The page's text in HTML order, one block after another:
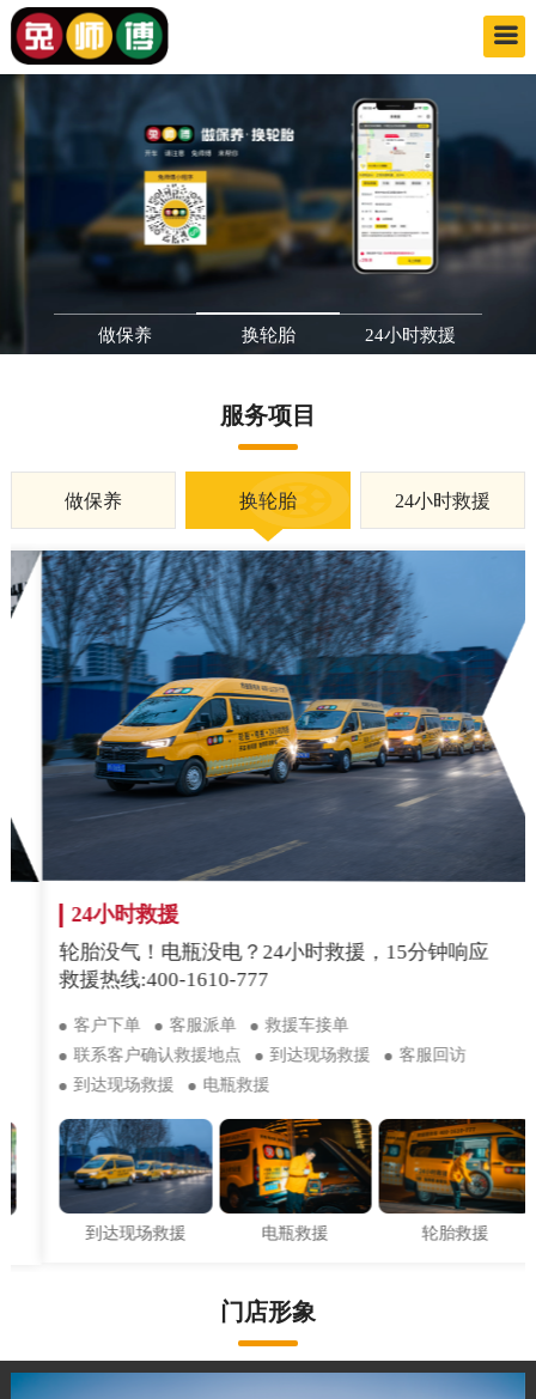
做保养 换轮胎 24小时救援
服务项目
做保养 换轮胎 24小时救援
24小时救援
轮胎没气！电瓶没电？24小时救援，15分钟响应
救援热线:400-1610-777
客户下单 客服派单
救援车接单
联系客户确认救援地点
到达现场救援
客服回访
到达现场救援
电瓶救援
到达现场救援 电瓶救援 轮胎救援
门店形象